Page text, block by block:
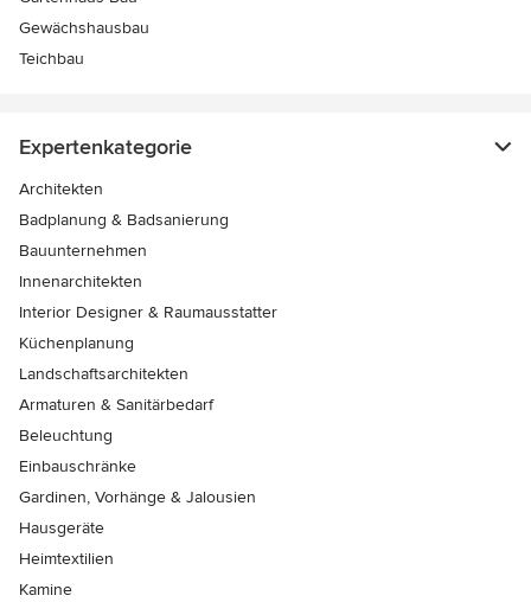
Gewächshausbau
Teichbau
Expertenkategorie
Architekten
Badplanung & Badsanierung
Bauunternehmen
Innenarchitekten
Interior Designer & Raumausstatter
Küchenplanung
Landschaftsarchitekten
Armaturen & Sanitärbedarf
Beleuchtung
Einbauschränke
Gardinen, Vorhänge & Jalousien
Hausgeräte
Heimtextilien
Kamine